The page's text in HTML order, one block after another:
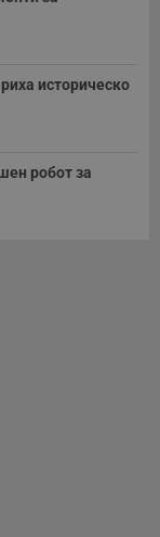
историческо
робот за